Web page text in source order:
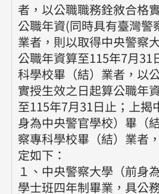
者，以公職職務銓敘合格
公職年資(同時具有臺灣警
業者，則以取得中央警察
公職年資算至115年7月31
科學校畢（結）業者，以
實授生效之日起算公職年
至115年7月31日止；上揭
身為中央警官學校）畢（
察專科學校畢（結）業者
定如下：
１、中央警察大學（前身
學士班四年制畢業，具公